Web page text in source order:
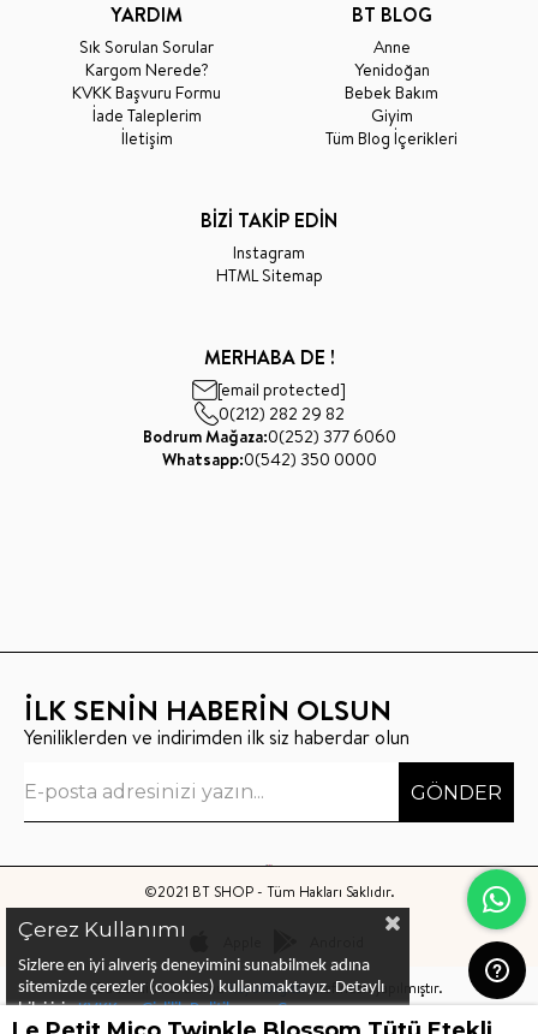
YARDIM
Sık Sorulan Sorular
Kargom Nerede?
KVKK Başvuru Formu
İade Taleplerim
İletişim
BT BLOG
Anne
Yenidoğan
Bebek Bakım
Giyim
Tüm Blog İçerikleri
BİZİ TAKİP EDİN
Instagram
HTML Sitemap
MERHABA DE !
[email protected]
0(212) 282 29 82
Bodrum Mağaza:0(252) 377 6060
Whatsapp:0(542) 350 0000
İLK SENİN HABERİN OLSUN
Yeniliklerden ve indirimden ilk siz haberdar olun
GÖNDER
©2021 BT SHOP - Tüm Hakları Saklıdır.
Bu sitenin kurulumuKeyo Digitaltarafından yapılmıştır.
Çerez Kullanımı
Sizlere en iyi alıveriş deneyimini sunabilmek adına
sitemizde çerezler (cookies) kullanmaktayız. Detaylı
bilgi için KVKK ve Gizlilik Politikası veÇerez